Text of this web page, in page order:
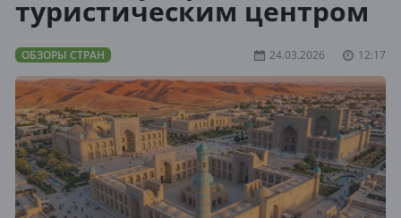
туристическим центром
ОБЗОРЫ СТРАН 24.03.2026 12:17